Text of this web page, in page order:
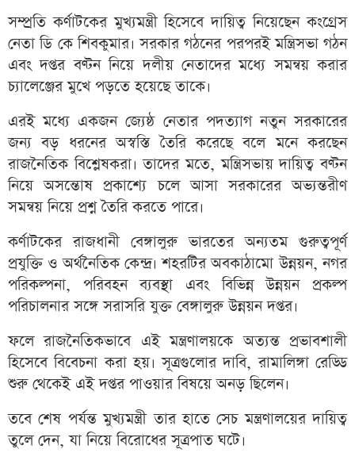
সম্প্রতি কর্ণাটকের মুখ্যমন্ত্রী হিসেবে দায়িত্ব নিয়েছেন কংগ্রেস
নেতা ডি কে শিবকুমার। সরকার গঠনের পরপরই মন্ত্রিসভা গঠন
এবং দপ্তর বণ্টন নিয়ে দলীয় নেতাদের মধ্যে সমন্বয় করার
চ্যালেঞ্জের মুখে পড়তে হয়েছে তাকে।
এরই মধ্যে একজন জ্যেষ্ঠ নেতার পদত্যাগ নতুন সরকারের
জন্য বড় ধরনের অস্বস্তি তৈরি করেছে বলে মনে করছেন
রাজনৈতিক বিশ্লেষকরা। তাদের মতে, মন্ত্রিসভায় দায়িত্ব বণ্টন
নিয়ে অসন্তোষ প্রকাশ্যে চলে আসা সরকারের অভ্যন্তরীণ
সমন্বয় নিয়ে প্রশ্ন তৈরি করতে পারে।
কর্ণাটকের রাজধানী বেঙ্গালুরু ভারতের অন্যতম গুরুত্বপূর্ণ
প্রযুক্তি ও অর্থনৈতিক কেন্দ্র। শহরটির অবকাঠামো উন্নয়ন, নগর
পরিকল্পনা, পরিবহন ব্যবস্থা এবং বিভিন্ন উন্নয়ন প্রকল্প
পরিচালনার সঙ্গে সরাসরি যুক্ত বেঙ্গালুরু উন্নয়ন দপ্তর।
ফলে রাজনৈতিকভাবে এই মন্ত্রণালয়কে অত্যন্ত প্রভাবশালী
হিসেবে বিবেচনা করা হয়। সূত্রগুলোর দাবি, রামালিঙ্গা রেড্ডি
শুরু থেকেই এই দপ্তর পাওয়ার বিষয়ে অনড় ছিলেন।
তবে শেষ পর্যন্ত মুখ্যমন্ত্রী তার হাতে সেচ মন্ত্রণালয়ের দায়িত্ব
তুলে দেন, যা নিয়ে বিরোধের সূত্রপাত ঘটে।